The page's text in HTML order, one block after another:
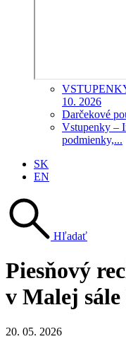
10. 2026
Darčekové
Vstupenky –
podmienky,...
SK
EN
Hľadať
Piesňový
v Malej sále
20. 05. 2026